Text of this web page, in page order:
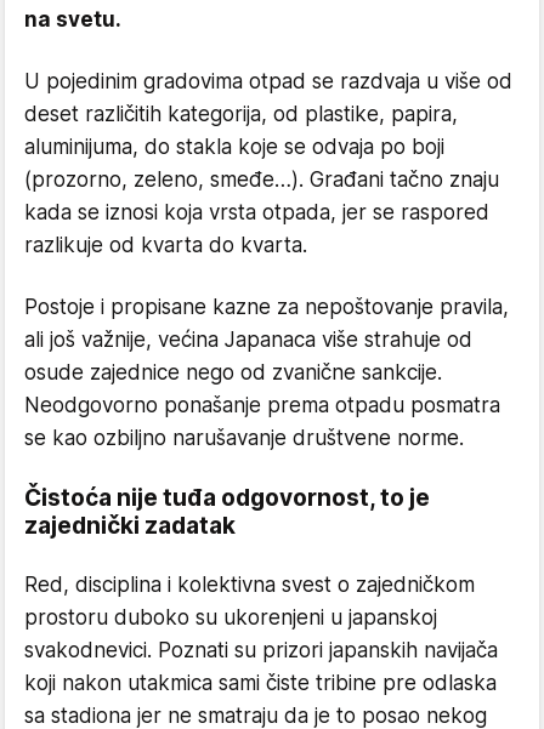
na svetu.
U pojedinim gradovima otpad se razdvaja u više od
deset različitih kategorija, od plastike, papira,
aluminijuma, do stakla koje se odvaja po boji
(prozorno, zeleno, smeđe…). Građani tačno znaju
kada se iznosi koja vrsta otpada, jer se raspored
razlikuje od kvarta do kvarta.
Postoje i propisane kazne za nepoštovanje pravila,
ali još važnije, većina Japanaca više strahuje od
osude zajednice nego od zvanične sankcije.
Neodgovorno ponašanje prema otpadu posmatra
se kao ozbiljno narušavanje društvene norme.
Čistoća nije tuđa odgovornost, to je
zajednički zadatak
Red, disciplina i kolektivna svest o zajedničkom
prostoru duboko su ukorenjeni u japanskoj
svakodnevici. Poznati su prizori japanskih navijača
koji nakon utakmica sami čiste tribine pre odlaska
sa stadiona jer ne smatraju da je to posao nekog